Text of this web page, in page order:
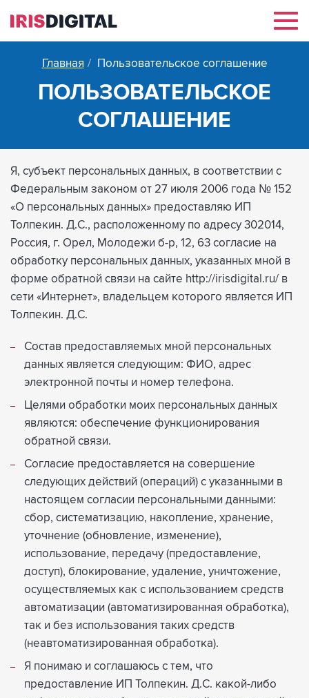
Главная Пользовательское соглашение
ПОЛЬЗОВАТЕЛЬСКОЕ
СОГЛАШЕНИЕ
Я, субъект персональных данных, в соответствии с
Федеральным законом от 27 июля 2006 года № 152
«О персональных данных» предоставляю ИП
Толпекин. Д.С., расположенному по адресу 302014,
Россия, г. Орел, Молодежи б-р, 12, 63 согласие на
обработку персональных данных, указанных мной в
форме обратной связи на сайте http://irisdigital.ru/ в
сети «Интернет», владельцем которого является ИП
Толпекин. Д.С.
Состав предоставляемых мной персональных
данных является следующим: ФИО, адрес
электронной почты и номер телефона.
Целями обработки моих персональных данных
являются: обеспечение функционирования
обратной связи.
Согласие предоставляется на совершение
следующих действий (операций) с указанными в
настоящем согласии персональными данными:
сбор, систематизацию, накопление, хранение,
уточнение (обновление, изменение),
использование, передачу (предоставление,
доступ), блокирование, удаление, уничтожение,
осуществляемых как с использованием средств
автоматизации (автоматизированная обработка),
так и без использования таких средств
(неавтоматизированная обработка).
Я понимаю и соглашаюсь с тем, что
предоставление ИП Толпекин. Д.С. какой-либо